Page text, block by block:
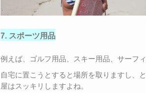
7. スポーツ用品
例えば、ゴルフ用品、スキー用品、サーフ
自宅に置こうとすると場所を取りますし、
屋はスッキリしますよね。